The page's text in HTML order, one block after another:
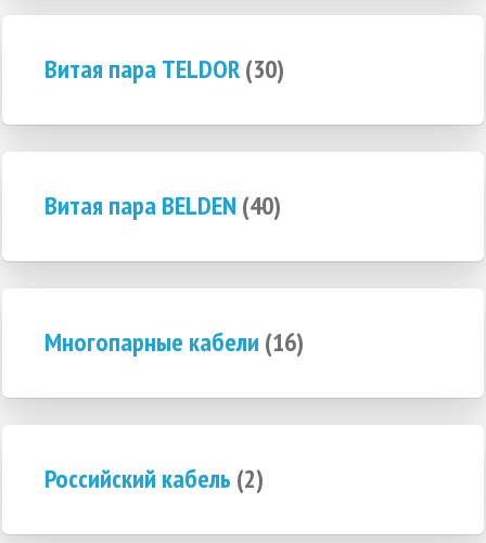
Витая пара TELDOR(30)
Витая пара BELDEN (40)
Многопарные кабели (16)
Российский кабель (2)